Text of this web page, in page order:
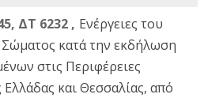
ΔΤ 6232 , Ενέργειες του
κατά την εκδήλωση
στις Περιφέρειες
Ελλάδας και Θεσσαλίας, από